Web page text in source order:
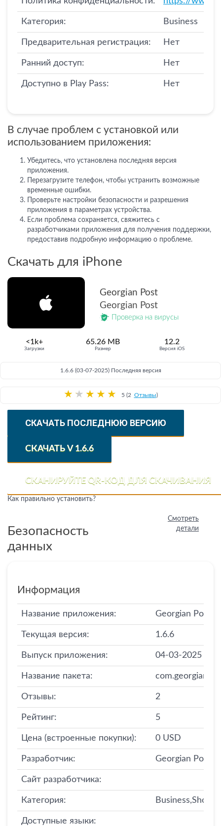
Категория: Business
Предварительная регистрация: Нет
Ранний доступ: Нет
Доступно в Play Pass: Нет
В случае проблем с установкой или
использованием приложения:
Убедитесь, что установлена последняя версия
приложения.
Перезагрузите телефон, чтобы устранить возможные
временные ошибки.
Проверьте настройки безопасности и разрешения
приложения в параметрах устройства.
Если проблема сохраняется, свяжитесь с
разработчиками приложения для получения поддержки,
предоставив подробную информацию о проблеме.
Скачать для iPhone
Georgian Post
Georgian Post
Проверка на вирусы
<1k+
Загрузки
65.26 MB
Размер
12.2
Версия iOS
1.6.6 (03-07-2025) Последняя версия
★ ★ ★ ★ ★ 5 (2 Отзывы)
СКАЧАТЬ ПОСЛЕДНЮЮ ВЕРСИЮ
СКАЧАТЬ V 1.6.6
СКАНИРУЙТЕ QR-КОД ДЛЯ СКАЧИВАНИЯ
Как правильно установить?
Безопасность
данных
Смотреть
детали
Информация
Название приложения: Georgian Post
Текущая версия: 1.6.6
Выпуск приложения: 04-03-2025
Название пакета:
Отзывы: 2
Рейтинг: 5
Цена (встроенные покупки): 0 USD
Разработчик: Georgian Post
Сайт разработчика:
Категория:
Доступные языки: